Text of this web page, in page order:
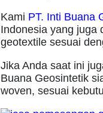
Kami PT. Inti Buana
Indonesia yang juga
geotextile sesuai
Jika Anda saat ini
Buana Geosintetik
woven, sesuai